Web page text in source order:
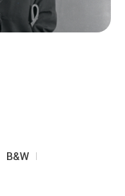
B&W